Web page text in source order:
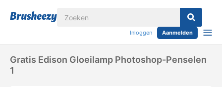
Inloggen Aanmelden
Gratis Edison Gloeilamp Photoshop-Penselen
1